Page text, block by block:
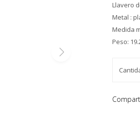
Llavero
Metal :
Medida
Peso: